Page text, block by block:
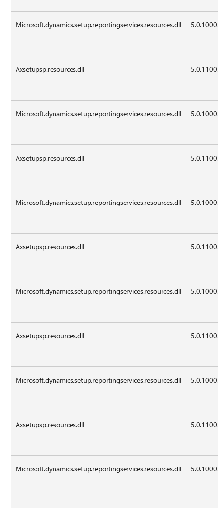
Microsoft.dynamics.setup.reportingservices.resources.dll
Axsetupsp.resources.dll
Microsoft.dynamics.setup.reportingservices.resources.dll
Axsetupsp.resources.dll
Microsoft.dynamics.setup.reportingservices.resources.dll
Axsetupsp.resources.dll
Microsoft.dynamics.setup.reportingservices.resources.dll
Axsetupsp.resources.dll
Microsoft.dynamics.setup.reportingservices.resources.dll
Axsetupsp.resources.dll
Microsoft.dynamics.setup.reportingservices.resources.dll